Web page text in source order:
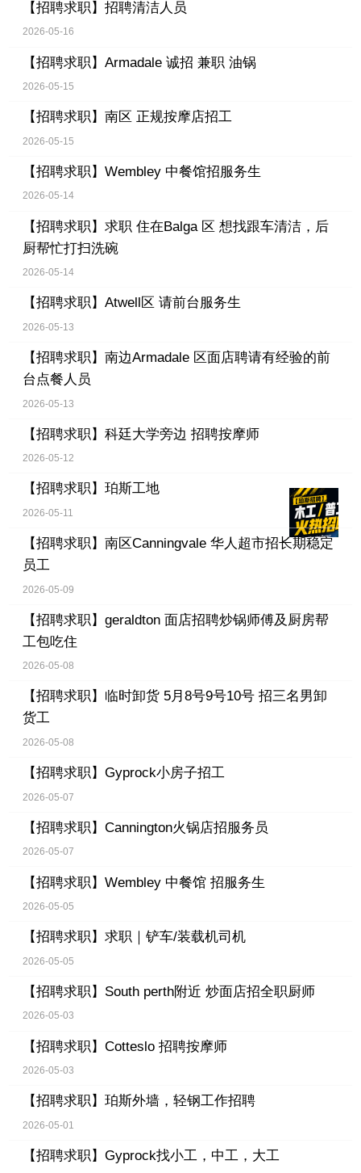
【招聘求职】 招聘清洁人员
2026-05-16
【招聘求职】 Armadale 诚招 兼职 油锅
2026-05-15
【招聘求职】 南区 正规按摩店招工
2026-05-15
【招聘求职】 Wembley 中餐馆招服务生
2026-05-14
【招聘求职】 求职 住在Balga 区 想找跟车清洁，后
厨帮忙打扫洗碗
2026-05-14
【招聘求职】 Atwell区 请前台服务生
2026-05-13
【招聘求职】 南边Armadale 区面店聘请有经验的前
台点餐人员
2026-05-13
【招聘求职】 科廷大学旁边 招聘按摩师
2026-05-12
【招聘求职】 珀斯工地
2026-05-11
【招聘求职】 南区Canningvale 华人超市招长期稳定
员工
2026-05-09
【招聘求职】 geraldton 面店招聘炒锅师傅及厨房帮
工包吃住
2026-05-08
【招聘求职】 临时卸货 5月8号9号10号 招三名男卸
货工
2026-05-08
【招聘求职】 Gyprock小房子招工
2026-05-07
【招聘求职】 Cannington火锅店招服务员
2026-05-07
【招聘求职】 Wembley 中餐馆 招服务生
2026-05-05
【招聘求职】 求职｜铲车/装载机司机
2026-05-05
【招聘求职】 South perth附近 炒面店招全职厨师
2026-05-03
【招聘求职】 Cotteslo 招聘按摩师
2026-05-03
【招聘求职】 珀斯外墙，轻钢工作招聘
2026-05-01
【招聘求职】 Gyprock找小工，中工，大工